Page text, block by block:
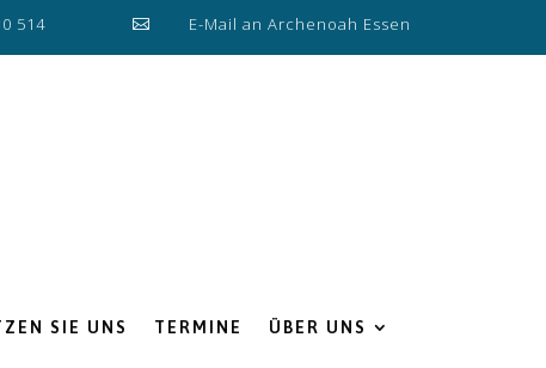
514  E-Mail an Archenoah Essen
SIE UNS TERMINE ÜBER UNS